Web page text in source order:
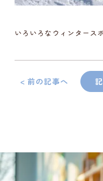
いろいろなウィンタース
< 前の記事へ